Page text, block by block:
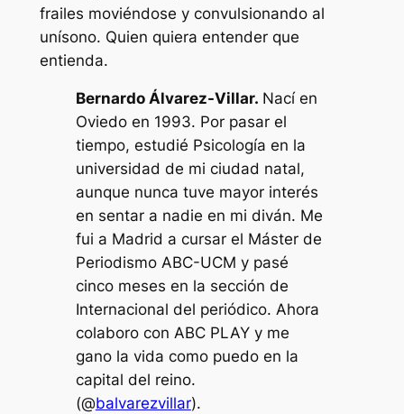
frailes moviéndose y convulsionando al
unísono. Quien quiera entender que
entienda.
Bernardo Álvarez-Villar. Nací en
Oviedo en 1993. Por pasar el
tiempo, estudié Psicología en la
universidad de mi ciudad natal,
aunque nunca tuve mayor interés
en sentar a nadie en mi diván. Me
fui a Madrid a cursar el Máster de
Periodismo ABC-UCM y pasé
cinco meses en la sección de
Internacional del periódico. Ahora
colaboro con ABC PLAY y me
gano la vida como puedo en la
capital del reino.
(@balvarezvillar).